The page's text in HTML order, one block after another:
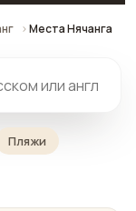
Места Нячанга
Пляжи